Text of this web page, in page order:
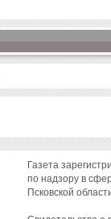
Газета
по надзору в
Псковской